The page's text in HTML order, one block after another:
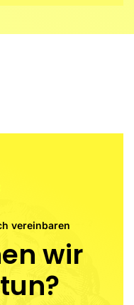
vereinbaren
wir